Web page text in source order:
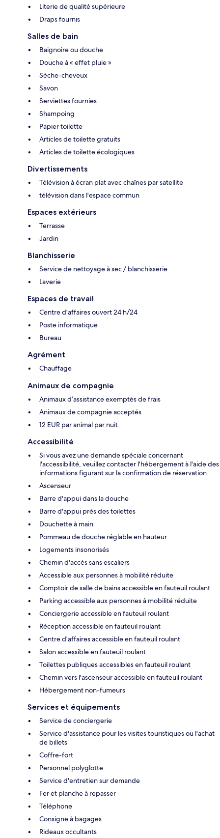
Literie de qualité supérieure
Draps fournis
Salles de bain
Baignoire ou douche
Douche à « effet pluie »
Sèche-cheveux
Savon
Serviettes fournies
Shampoing
Papier toilette
Articles de toilette gratuits
Articles de toilette écologiques
Divertissements
Télévision à écran plat avec chaînes par satellite
télévision dans l'espace commun
Espaces extérieurs
Terrasse
Jardin
Blanchisserie
Service de nettoyage à sec / blanchisserie
Laverie
Espaces de travail
Centre d'affaires ouvert 24 h/24
Poste informatique
Bureau
Agrément
Chauffage
Animaux de compagnie
Animaux d’assistance exemptés de frais
Animaux de compagnie acceptés
12 EUR par animal par nuit
Accessibilité
Si vous avez une demande spéciale concernant
l'accessibilité, veuillez contacter l'hébergement à l'aide des
informations figurant sur la confirmation de réservation
Ascenseur
Barre d'appui dans la douche
Barre d'appui près des toilettes
Douchette à main
Pommeau de douche réglable en hauteur
Logements insonorisés
Chemin d'accès sans escaliers
Accessible aux personnes à mobilité réduite
Comptoir de salle de bains accessible en fauteuil roulant
Parking accessible aux personnes à mobilité réduite
Conciergerie accessible en fauteuil roulant
Réception accessible en fauteuil roulant
Centre d'affaires accessible en fauteuil roulant
Salon accessible en fauteuil roulant
Toilettes publiques accessibles en fauteuil roulant
Chemin vers l'ascenseur accessible en fauteuil roulant
Hébergement non-fumeurs
Services et équipements
Service de conciergerie
Service d'assistance pour les visites touristiques ou l'achat
de billets
Coffre-fort
Personnel polyglotte
Service d'entretien sur demande
Fer et planche à repasser
Téléphone
Consigne à bagages
Rideaux occultants